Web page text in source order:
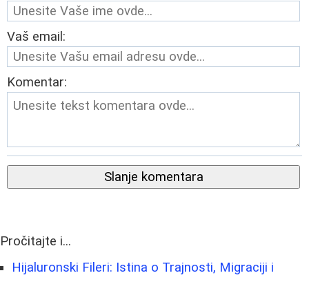
Vaš email:
Komentar:
Slanje komentara
Pročitajte i...
Hijaluronski Fileri: Istina o Trajnosti, Migraciji i